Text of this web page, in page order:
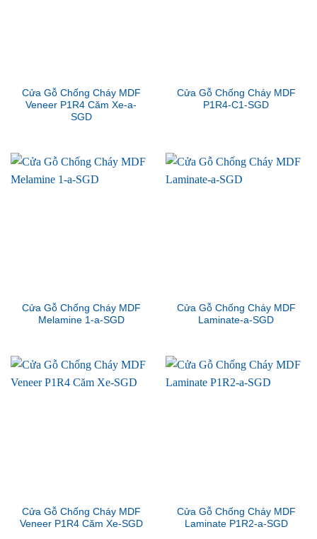
Cửa Gỗ Chống Cháy MDF
Veneer P1R4 Căm Xe-a-
SGD
Cửa Gỗ Chống Cháy MDF
P1R4-C1-SGD
Cửa Gỗ Chống Cháy MDF
Melamine 1-a-SGD
Cửa Gỗ Chống Cháy MDF
Laminate-a-SGD
Cửa Gỗ Chống Cháy MDF
Veneer P1R4 Căm Xe-SGD
Cửa Gỗ Chống Cháy MDF
Laminate P1R2-a-SGD